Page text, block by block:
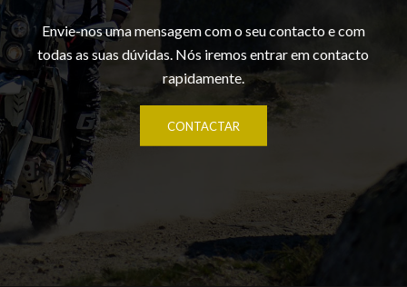
Envie-nos uma mensagem com o seu contacto e com
todas as suas dúvidas. Nós iremos entrar em contacto
rapidamente.
CONTACTAR